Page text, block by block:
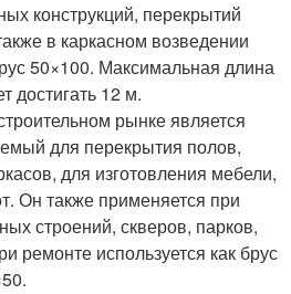
конструкций, перекрытий
в каркасном возведении
50×100. Максимальная длина
достигать 12 м.
рынке является
для перекрытия полов,
для изготовления мебели,
Он также применяется при
строений, скверов, парков,
ремонте используется как брус